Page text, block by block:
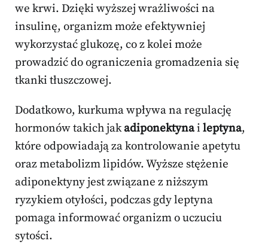
we krwi. Dzięki wyższej wrażliwości na
insulinę, organizm może efektywniej
wykorzystać glukozę, co z kolei może
prowadzić do ograniczenia gromadzenia się
tkanki tłuszczowej.
Dodatkowo, kurkuma wpływa na regulację
hormonów takich jakadiponektynai leptyna,
które odpowiadają za kontrolowanie apetytu
oraz metabolizm lipidów. Wyższe stężenie
adiponektyny jest związane z niższym
ryzykiem otyłości, podczas gdy leptyna
pomaga informować organizm o uczuciu
sytości.